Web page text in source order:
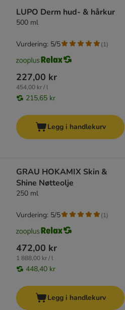
LUPO Derm hud- & hårkur
500 ml
227,00 kr
454,00 kr / l
215,65 kr
Vurdering: 5/5 (1)
Legg i handlekurv
GRAU HOKAMIX Skin &
Shine Nøtteolje
250 ml
472,00 kr
1 888,00 kr / l
448,40 kr
Vurdering: 5/5 (1)
Legg i handlekurv